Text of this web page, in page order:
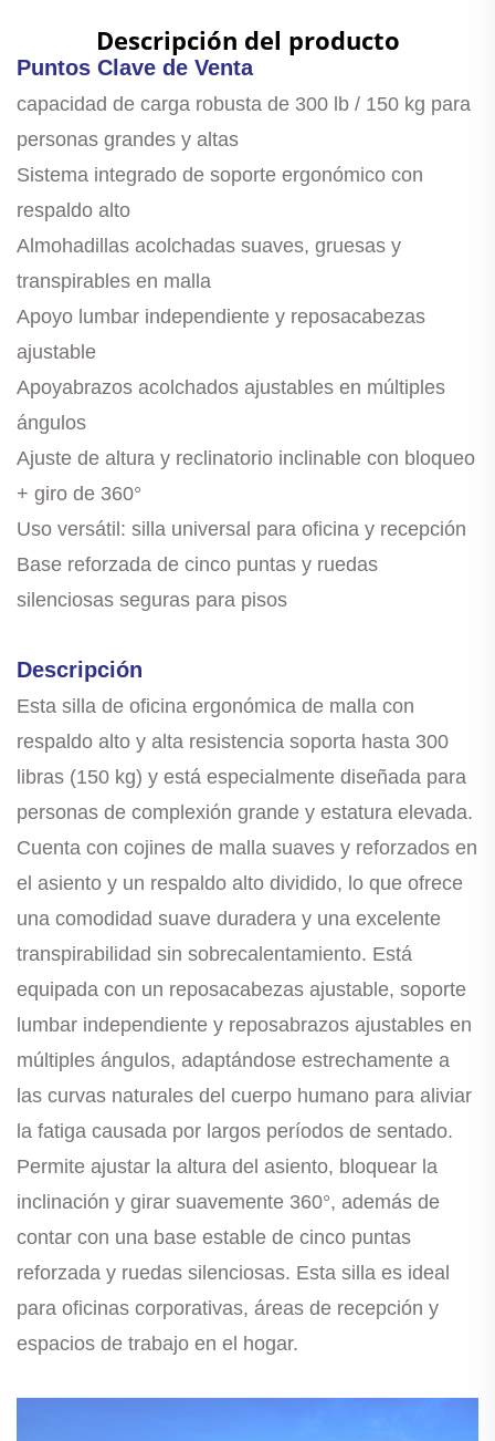
Descripción del producto
Puntos Clave de Venta
capacidad de carga robusta de 300 lb / 150 kg para
personas grandes y altas
Sistema integrado de soporte ergonómico con
respaldo alto
Almohadillas acolchadas suaves, gruesas y
transpirables en malla
Apoyo lumbar independiente y reposacabezas
ajustable
Apoyabrazos acolchados ajustables en múltiples
ángulos
Ajuste de altura y reclinatorio inclinable con bloqueo
+ giro de 360°
Uso versátil: silla universal para oficina y recepción
Base reforzada de cinco puntas y ruedas
silenciosas seguras para pisos
Descripción
Esta silla de oficina ergonómica de malla con
respaldo alto y alta resistencia soporta hasta 300
libras (150 kg) y está especialmente diseñada para
personas de complexión grande y estatura elevada.
Cuenta con cojines de malla suaves y reforzados en
el asiento y un respaldo alto dividido, lo que ofrece
una comodidad suave duradera y una excelente
transpirabilidad sin sobrecalentamiento. Está
equipada con un reposacabezas ajustable, soporte
lumbar independiente y reposabrazos ajustables en
múltiples ángulos, adaptándose estrechamente a
las curvas naturales del cuerpo humano para aliviar
la fatiga causada por largos períodos de sentado.
Permite ajustar la altura del asiento, bloquear la
inclinación y girar suavemente 360°, además de
contar con una base estable de cinco puntas
reforzada y ruedas silenciosas. Esta silla es ideal
para oficinas corporativas, áreas de recepción y
espacios de trabajo en el hogar.